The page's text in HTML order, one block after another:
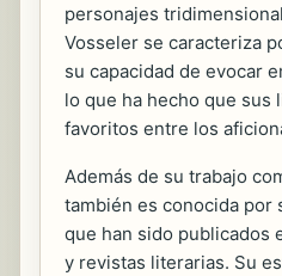
personajes
Vosseler se caracteriza
su capacidad de evocar
lo que ha hecho que sus
favoritos entre los
Además de su trabajo
también es conocida por
que han sido publicados
y revistas literarias. Su